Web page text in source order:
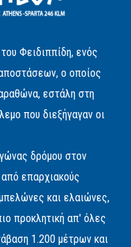
Φειδιππίδη, ενός
ο οποίος
εστάλη στη
που διεξήγαγαν οι
δρόμου στον
επαρχιακούς
και ελαιώνες,
προκλητική απ' όλες
1.200 μέτρων και